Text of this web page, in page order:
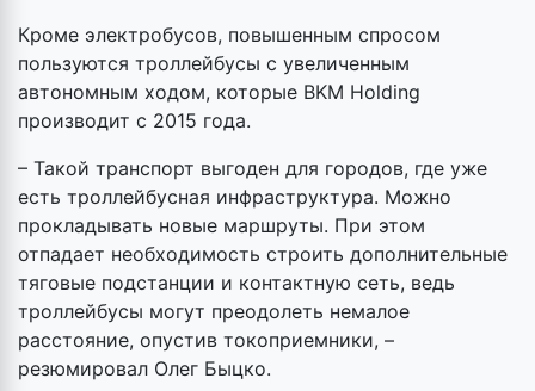
Кроме электробусов, повышенным спросом
пользуются троллейбусы с увеличенным
автономным ходом, которые BKM Holding
производит с 2015 года.
– Такой транспорт выгоден для городов, где уже
есть троллейбусная инфраструктура. Можно
прокладывать новые маршруты. При этом
отпадает необходимость строить дополнительные
тяговые подстанции и контактную сеть, ведь
троллейбусы могут преодолеть немалое
расстояние, опустив токоприемники, –
резюмировал Олег Быцко.